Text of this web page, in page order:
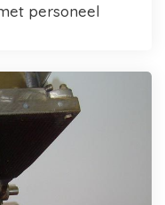
personeel